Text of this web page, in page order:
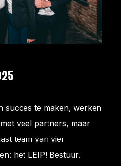
succes te maken, werken
veel partners, maar
team van vier
het LEIP! Bestuur.